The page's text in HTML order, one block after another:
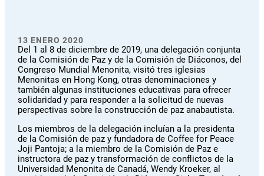
13 ENERO 2020
Del 1 al 8 de diciembre de 2019, una delegación conjunta
de la Comisión de Paz y de la Comisión de Diáconos, del
Congreso Mundial Menonita, visitó tres iglesias
Menonitas en Hong Kong, otras denominaciones y
también algunas instituciones educativas para ofrecer
solidaridad y para responder a la solicitud de nuevas
perspectivas sobre la construcción de paz anabautista.
Los miembros de la delegación incluían a la presidenta
de la Comisión de paz y fundadora de Coffee for Peace
Joji Pantoja; a la miembro de la Comisión de Paz e
instructora de paz y transformación de conflictos de la
Universidad Menonita de Canadá, Wendy Kroeker, al